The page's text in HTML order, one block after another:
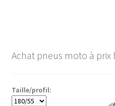
Achat pneus moto à prix
Taille/profil: